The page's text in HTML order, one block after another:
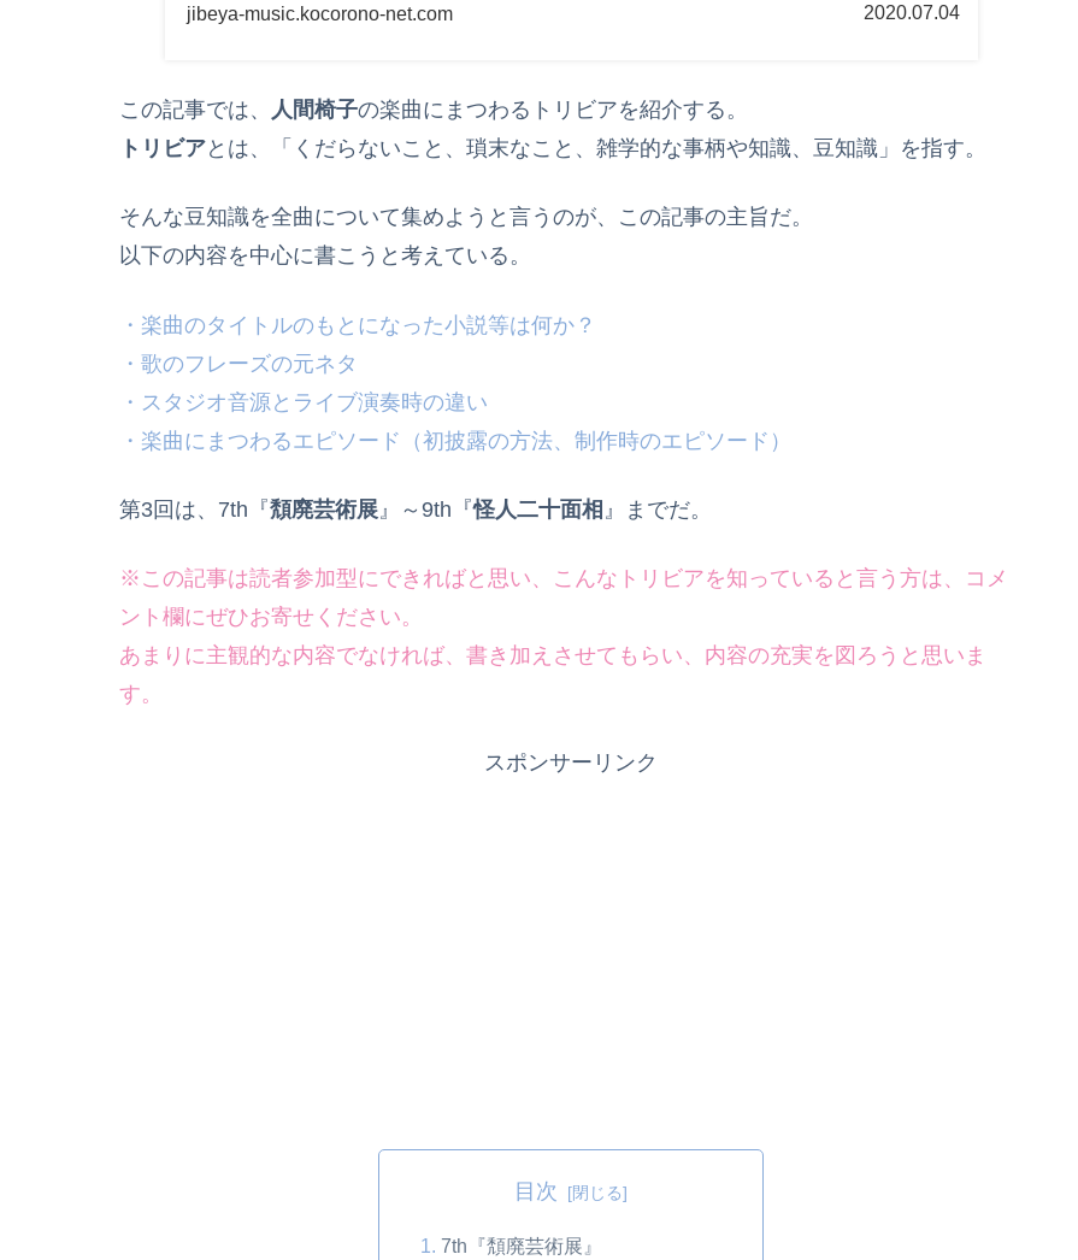
jibeya-music.kocorono-net.com 2020.07.04
この記事では、 人間椅子の楽曲にまつわるトリビアを紹介する。
トリビアとは、「くだらないこと、瑣末なこと、雑学的な事柄や知識、豆知識」を指す。
そんな豆知識を全曲について集めようと言うのが、この記事の主旨だ。
以下の内容を中心に書こうと考えている。
・楽曲のタイトルのもとになった小説等は何か？
・歌のフレーズの元ネタ
・スタジオ音源とライブ演奏時の違い
・楽曲にまつわるエピソード（初披露の方法、制作時のエピソード）
第3回は、7th『頽廃芸術展 』～9th『怪人二十面相 』までだ。
※この記事は読者参加型にできればと思い、こんなトリビアを知っていると言う方は、コメ
ント欄にぜひお寄せください。
あまりに主観的な内容でなければ、書き加えさせてもらい、内容の充実を図ろうと思いま
す。
スポンサーリンク
目次
7th『頽廃芸術展』